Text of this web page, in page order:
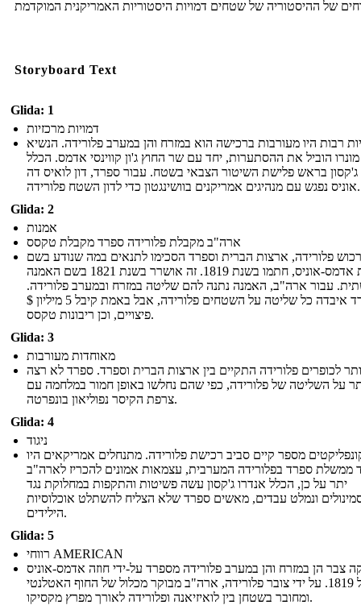
Storyboard Text
Glida: 1
דמויות מרכזיות
רבות היו מעורבות ברכישה הוא במזרח והן במערב פלורידה. הנשיא
מונרו הוביל את ההסתערות, יחד עם שר החוץ ג'ון קווינסי אדמס. הכלל
ג'קסון בראש פלישת השיטור הצבאי בשטח. עבור ספרד, דון לואיס דה
אוניס נפגש עם מנהיגים אמריקנים בוושינגטון כדי לדון השטח פלורידה.
Glida: 2
אמנות
ארה"ב מקבלת פלורידה ספרד מקבלת טקסס
פלורידה, ארצות הברית וספרד הסכימו לתנאים במה שנודע בשם
אמנת אדמס-אוניס, חתמו בשנת 1819. זה אושרר בשנת 1821 בשם האמנה
עבור ארה"ב, האמנה נתנה להם שליטה במזרח ובמערב פלורידה.
ספרד איבדה כל שליטה על השטחים פלורידה, אבל באמת קיבל 5 מיליון $
פיצויים, וכן ריבונות טקסס.
Glida: 3
מאוחדות מעורבות
לכופרים פלורידה התקיים בין ארצות הברית וספרד. ספרד לא רצה
על השליטה של ​​פלורידה, כפי שהם נחלשו באופן חמור במלחמה עם
צרפת הקיסר נפוליאון בונפרטה.
Glida: 4
ניגוד
מספר קיים סביב רכישת פלורידה. מתנחלים אמריקאים היו
ממשלת ספרד בפלורידה המערבית, עצמאות אמונים להכריז לארה"ב
יתר על כן, הכלל אנדרו ג'קסון עשה פשיטות והתקפות במחלוקת נגד
ונמלט עבדים, מאשים ספרד שלא הצליח להשתלט אוכלוסיות
הילידים.
Glida: 5
רווחי AMERICAN
צבר הן במזרח והן במערב פלורידה מספרד על-ידי חוזה אדמס-אוניס
של 1819. על ידי צובר פלורידה, ארה"ב מבוקר מכלול של החוף האטלנטי
ומחובר בשטחן בין לואיזיאנה ופלורידה לאורך מפרץ מקסיקו.